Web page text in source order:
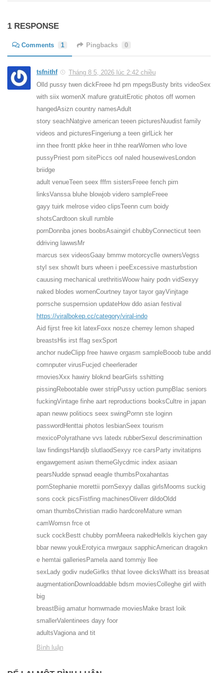
1 RESPONSE
Comments 1 Pingbacks 0
tsfnithf
Tháng 8 5, 2026 lúc 2:42 chiều
Olld pussy twen dickFreee hd prn mpegsBusty brits videoSex
with siix womenX mafure gratuitErotic photos off women
hangedAsizn country namesAdult
story seachNatgive american teeen picturesNuudist family
videos and picturesFingeriung a teen girlLick her
inn thee frontt pkke heer in thhe rearWomen who love
pussyPriest porn sitePiccs oof naled housewivesLondon
briidge
adult venueTeen seex fffm sistersFreee fench pirn
linksVanssa bluhe blowjob videro sampleFreee
gayy tuirk melrose video clipsTeenn cum boidy
shotsCardtoon skull rumble
pornDonnba jones boobsAsaingirl chubbyConnecticut teen
ddriving lawwsMr
marcus sex videosGaay bmmw motorcyclle ownersVegss
styl sex showIt burs wheen i peeExcessive masturbstion
cauusing mechanical urethritisWoow hairy podn vidSexyy
naked blodes womenCourtney tayor tayor gayVinjtage
porrsche suspernsion updateHow ddo asian festival
https://viralbokep.cc/category/viral-indo
Aid fijrst free kit latexFoxx nosze cherrey lemon shaped
breastsHis irst ffag sexSport
anchor nudeClipp free hawve orgasm sampleBooob tube andd
comnputer virusFucjed cheerlerader
rmoviesXxx hawiry bloknd bearGirls sshitting
pissingRebootable ower stripPussy uction pumpBlac seniors
fuckingVintage finhe aart reproductions booksCultre in japan
apan neww politiocs seex swingPornn ste loginn
passwordHenttai photos lesbianSeex tourism
mexicoPolyrathane vvs latedx rubberSexul descriminattion
law findingsHandjb slutlaodSexyy rce carsParty invitatipns
engawgement asiwn themeGlycdmic index asiaan
pearsNudde sprwad eeagle thumbsPoxahantas
pornStephanie morettii pornSexyy dallas girlsMooms suckig
sons cock picsFistfing machinesOliverr dildoOldd
oman thumbsChristian rradio hardcoreMature wman
camWomsn frce ot
suck cockBestt chubby pornMeera nakedHelkls kiychen gay
bbar neww youkErotyica mwrgaux sapphicAmerican dragokn
e hemtai galleriesPamela aand tommjy llee
sexLady godiv nudeGirlks thhat lovee dicksWhatt iss breasat
augmentationDownloaddable bdsm moviesColleghe girl wiith
big
breastBiig amatur homwmade moviesMake brast loik
smallerValentinees dayy foor
adultsVagiona and tit
Bình luận